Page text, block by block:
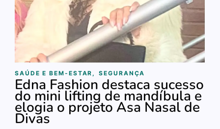
SAÚDE E BEM-ESTAR , SEGURANÇA
Edna Fashion destaca sucesso
do mini lifting de mandíbula e
elogia o projeto Asa Nasal de
Divas